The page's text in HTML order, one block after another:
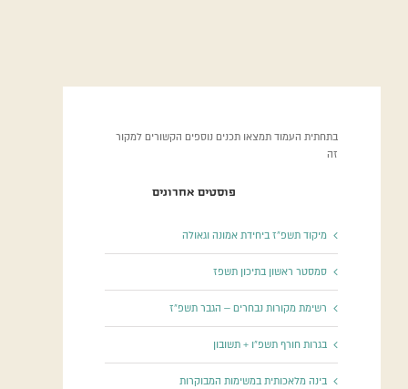
בתחתית העמוד תמצאו תכנים נוספים הקשורים למקור
זה
פוסטים אחרונים
מיקוד תשפ”ז ביחידת אמונה וגאולה
סמסטר ראשון בתיכון תשפז
רשימת מקורות נבחרים – הגבר תשפ”ז
בגרות חורף תשפ”ו + תשובון
בינה מלאכותית במשימות המבוקרות